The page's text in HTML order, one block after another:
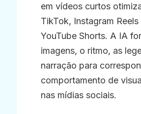
em vídeos curtos
TikTok, Instagram Reels
YouTube Shorts. A IA
imagens, o ritmo, as
narração para
comportamento de
nas mídias sociais.